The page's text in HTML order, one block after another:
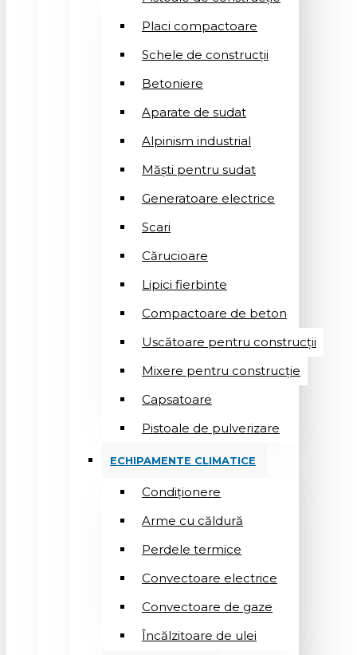
Placi compactoare
Schele de construcții
Betoniere
Aparate de sudat
Alpinism industrial
Măști pentru sudat
Generatoare electrice
Scari
Cărucioare
Lipici fierbinte
Compactoare de beton
Uscătoare pentru construcții
Mixere pentru construcție
Capsatoare
Pistoale de pulverizare
ECHIPAMENTE CLIMATICE
Condiționere
Arme cu căldură
Perdele termice
Convectoare electrice
Convectoare de gaze
Încălzitoare de ulei